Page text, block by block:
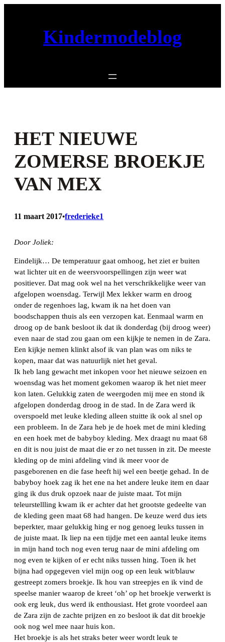
Kindermodeblog
HET NIEUWE
ZOMERSE BROEKJE
VAN MEX
11 maart 2017•frederieke1
Door Joliek:
Eindelijk… De temperatuur gaat omhoog, het ziet er buiten
wat lichter uit en de weersvoorspellingen zijn weer wat
positiever. Dat mag ook wel na het verschrikkelijke weer van
afgelopen woensdag. Terwijl Mex lekker warm en droog
onder de regenhoes lag, kwam ik na het doen van
boodschappen thuis als een verzopen kat. Eenmaal warm en
droog op de bank besloot ik dat ik donderdag (bij droog weer)
even naar de stad zou gaan om een kijkje te nemen in de Zara.
Een kijkje nemen klinkt alsof ik van plan was om niks te
kopen, maar dat was natuurlijk niet het geval.
Ik heb lang gewacht met inkopen voor het nieuwe seizoen en
woensdag was het moment gekomen waarop ik het niet meer
kon laten. Gelukkig zaten de weergoden mij mee en stond ik
afgelopen donderdag droog in de stad. In de Zara werd ik
overspoeld met leuke kleding alleen stuitte ik ook al snel op
een probleem. In de Zara heb je de hoek met de mini kleding
en een hoek met de babyboy kleding. Mex draagt nu maat 68
en dit is nou juist de maat die er zo net tussen in zit. De meeste
kleding op de mini afdeling vind ik meer voor de
pasgeborenen en die fase heeft hij wel een beetje gehad. In de
babyboy hoek zag ik het ene na het andere leuke item en daar
ging ik dus druk opzoek naar de juiste maat. Tot mijn
teleurstellling kwam ik er achter dat het grootste gedeelte van
de kleding geen maat 68 had hangen. De keuze werd dus iets
beperkter, maar gelukkig hing er nog genoeg leuks tussen in
de juiste maat. Ik liep na een tijdje met een aantal leuke items
in mijn hand toch nog even terug naar de mini afdeling om
nog even te kijken of er echt niks tussen hing. Toen ik het
bijna had opgegeven viel mijn oog op een leuk wit/blauw
gestreept zomers broekje. Ik hou van streepjes en ik vind de
speelse manier waarop de kreet ‘oh’ op het broekje verwerkt is
ook erg leuk, dus werd ik enthousiast. Het grote voordeel aan
de Zara zijn de zachte prijzen en zo besloot ik dat dit broekje
ook nog wel mee naar huis kon.
Het broekje is als het straks beter weer wordt leuk te